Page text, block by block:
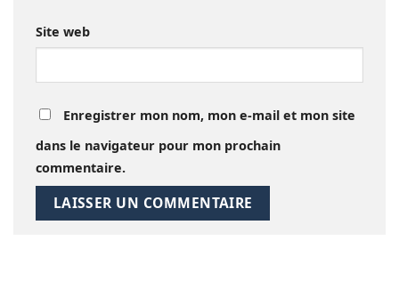
Site web
Enregistrer mon nom, mon e-mail et mon site
dans le navigateur pour mon prochain
commentaire.